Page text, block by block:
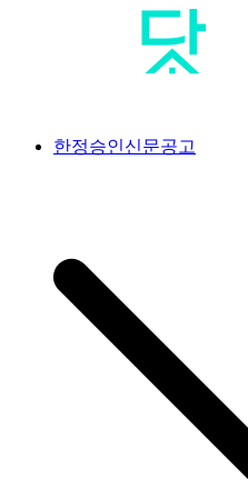
공고닷컴
<br>#공고닷컴 #신문공고대
서분실공고 #유상옵션계약서
공고 #분양권분실공고 #사전
공고 #조합원분실공고 #오피
공고 #사전청약계약서분실공
회원권분실공고 #골프장분실
원증분실공고 #골프회원증분
조트회원권분실공고 #교단탈
산공고 #상속인없는재산의청
신문공고 #상속재산관리인선
신문공고 #분묘개장신문공고
한정승인신문공고